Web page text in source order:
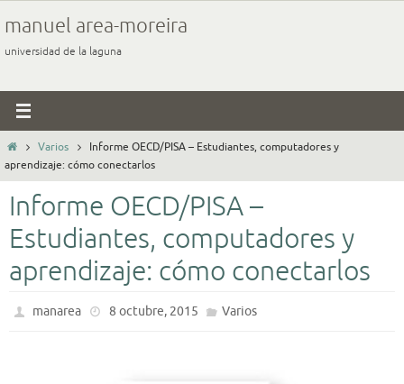
al
contenido
manuel area-moreira
universidad de la laguna
InicioVarios
Informe OECD/PISA – Estudiantes, computadores y
aprendizaje: cómo conectarlos
Informe OECD/PISA –
Estudiantes, computadores y
aprendizaje: cómo conectarlos
manarea 8 octubre, 2015 Varios